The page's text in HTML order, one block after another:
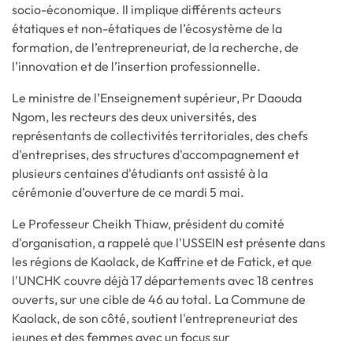
socio-économique. Il implique différents acteurs
étatiques et non-étatiques de l’écosystème de la
formation, de l’entrepreneuriat, de la recherche, de
l’innovation et de l’insertion professionnelle.
Le ministre de l’Enseignement supérieur, Pr Daouda
Ngom, les recteurs des deux universités, des
représentants de collectivités territoriales, des chefs
d'entreprises, des structures d'accompagnement et
plusieurs centaines d'étudiants ont assisté à la
cérémonie d’ouverture de ce mardi 5 mai.
Le Professeur Cheikh Thiaw, président du comité
d'organisation, a rappelé que l'USSEIN est présente dans
les régions de Kaolack, de Kaffrine et de Fatick, et que
l'UNCHK couvre déjà 17 départements avec 18 centres
ouverts, sur une cible de 46 au total. La Commune de
Kaolack, de son côté, soutient l'entrepreneuriat des
jeunes et des femmes avec un focus sur